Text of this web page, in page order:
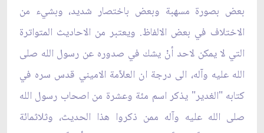
بعض بصورة مسهبة وبعض باختصار شديد، وبشيء من
الاختلاف في بعض الالفاظ. ويعتبر من الاحاديث المتواترة
التي لا يمكن لاحد أنْ يشك في صدوره عن رسول الله صلى
الله عليه وآله، الى درجة ان العلاّمة الاميني قدس سره في
كتابه "الغدير" يذكر اسم مئة وعشرة من اصحاب رسول الله
صلى الله عليه وآله ممن ذكروا هذا الحديث، وثلاثمائة